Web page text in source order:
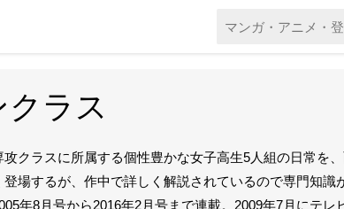
ラス
攻クラスに所属する個性豊かな女子高生5人組の日常を
登場するが、作中で詳しく解説されているので専門知
年8月号から2016年2月号まで連載。2009年7月にテレ